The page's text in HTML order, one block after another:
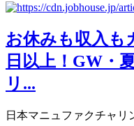
お休みも収入も
日以上！GW・
リ...
日本マニュファクチャリ